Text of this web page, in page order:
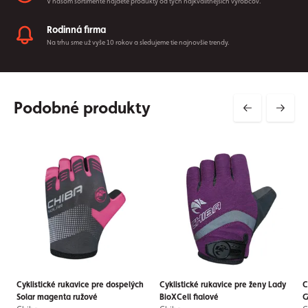
Rodinná firma
Na trhu sme už vyše 10 rokov a sledujeme tie najnovšie trendy.
Podobné produkty
Cyklistické rukavice pre dospelých
Solar magenta ružové
Cyklistické rukavice pre ženy Lady
BioXCell fialové